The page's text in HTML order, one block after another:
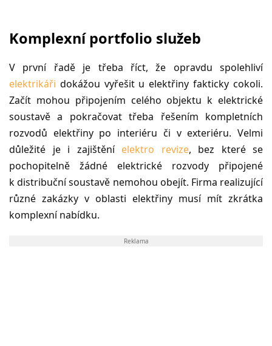
Komplexní portfolio služeb
V první řadě je třeba říct, že opravdu spolehliví
elektrikáři dokážou vyřešit u elektřiny fakticky cokoli.
Začít mohou připojením celého objektu k elektrické
soustavě a pokračovat třeba řešením kompletních
rozvodů elektřiny po interiéru či v exteriéru. Velmi
důležité je i zajištění elektro revize, bez které se
pochopitelně žádné elektrické rozvody připojené
k distribuční soustavě nemohou obejít. Firma realizující
různé zakázky v oblasti elektřiny musí mít zkrátka
komplexní nabídku.
Reklama